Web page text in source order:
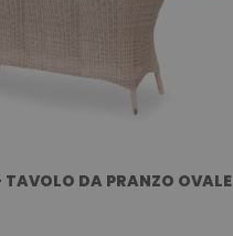
DA PRANZO OVALE